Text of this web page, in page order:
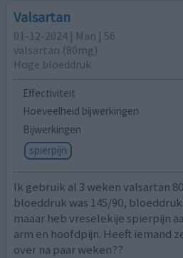
Valsartan
01-12-2024 | Man | 56
valsartan (80mg)
Hoge bloeddruk
Effectiviteit
Hoeveelheid bijwerkingen
Bijwerkingen
spierpijn
Ik gebruik al 3 weken valsartan
bloeddruk was 145/90,
maaar heb vreselekije spierpijn
arm en hoofdpijn. Heeft iemand
over na paar weken??